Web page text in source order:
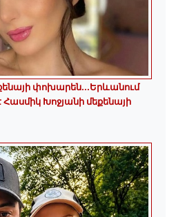
փոխարեն...Երևանում
Հասմիկ Խոջյանի մեքենայի